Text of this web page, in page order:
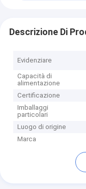
Descrizione Di
Evidenziare
Capacità di
alimentazione
Certificazione
Imballaggi
particolari
Luogo di origine
Marca